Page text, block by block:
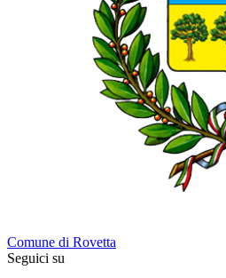
Comune di Rovetta
Seguici su